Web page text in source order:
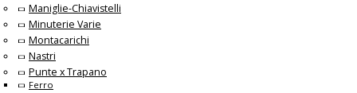
Maniglie-Chiavistelli
Minuterie Varie
Montacarichi
Nastri
Punte x Trapano
Ferro